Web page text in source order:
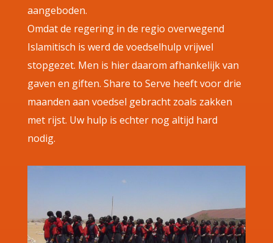
aangeboden.
Omdat de regering in de regio overwegend
Islamitisch is werd de voedselhulp vrijwel
stopgezet. Men is hier daarom afhankelijk van
gaven en giften. Share to Serve heeft voor drie
maanden aan voedsel gebracht zoals zakken
met rijst. Uw hulp is echter nog altijd hard
nodig.